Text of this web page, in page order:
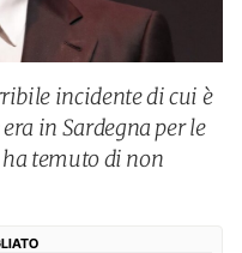
incidente di cui è
in Sardegna per le
ha temuto di non